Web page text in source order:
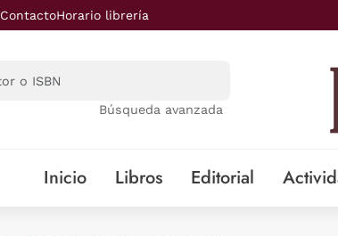
ContactoHorario librería
Búsqueda avanzada
Inicio Libros Editorial